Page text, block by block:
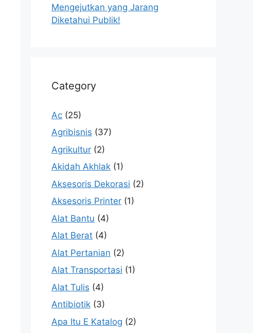
Mengejutkan yang Jarang
Diketahui Publik!
Category
Ac (25)
Agribisnis (37)
Agrikultur (2)
Akidah Akhlak (1)
Aksesoris Dekorasi (2)
Aksesoris Printer (1)
Alat Bantu (4)
Alat Berat (4)
Alat Pertanian (2)
Alat Transportasi (1)
Alat Tulis (4)
Antibiotik (3)
Apa Itu E Katalog (2)